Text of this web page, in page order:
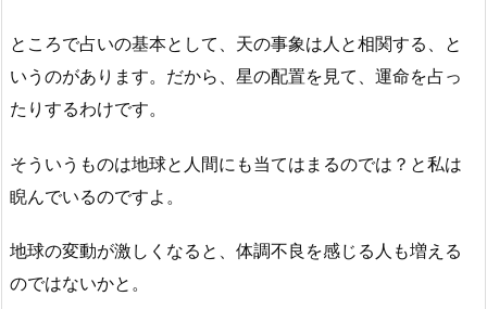
ところで占いの基本として、天の事象は人と相関する、と
いうのがあります。だから、星の配置を見て、運命を占っ
たりするわけです。
そういうものは地球と人間にも当てはまるのでは？と私は
睨んでいるのですよ。
地球の変動が激しくなると、体調不良を感じる人も増える
のではないかと。